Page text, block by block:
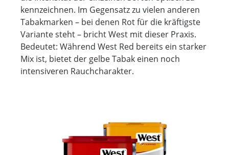
kennzeichnen. Im Gegensatz zu vielen anderen
Tabakmarken – bei denen Rot für die kräftigste
Variante steht – bricht West mit dieser Praxis.
Bedeutet: Während West Red bereits ein starker
Mix ist, bietet der gelbe Tabak einen noch
intensiveren Rauchcharakter.